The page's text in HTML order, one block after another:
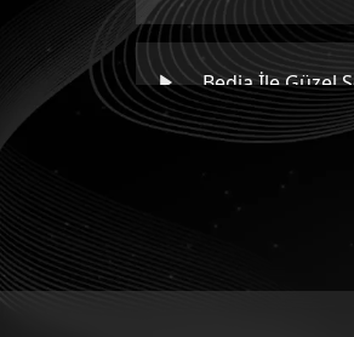
Bedia İle Güzel
Bedia İle Güzel